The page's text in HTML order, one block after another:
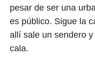
pesar de ser una
es público. Sigue la
allí sale un sendero
cala.